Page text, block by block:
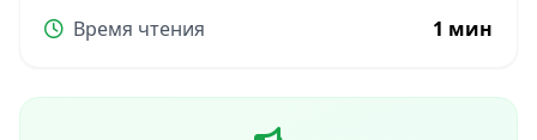
Время чтения
1 мин